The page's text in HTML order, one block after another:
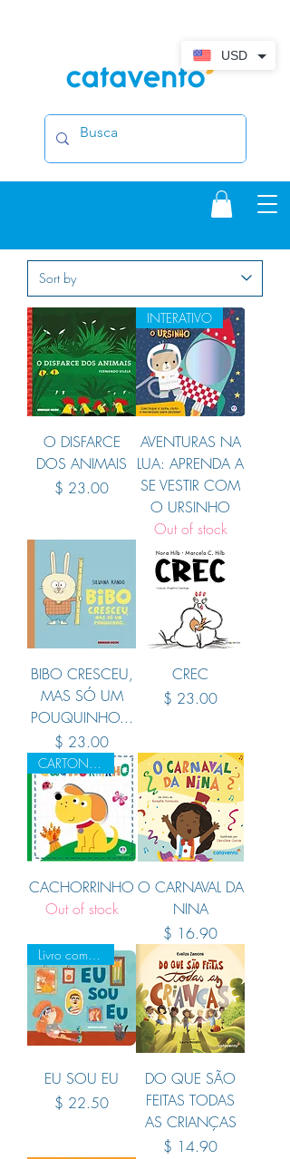
O DISFARCE
DOS ANIMAIS
Price
$ 23.00
INTERATIVO
AVENTURAS NA
LUA: APRENDA A
SE VESTIR COM
O URSINHO
Out of stock
BIBO CRESCEU,
MAS SÓ UM
POUQUINHO...
Price
$ 23.00
CREC
Price
$ 23.00
CARTONADO
CACHORRINHO
Out of stock
O CARNAVAL DA
NINA
Price
$ 16.90
Livro com Abas
EU SOU EU
Price
$ 22.50
DO QUE SÃO
FEITAS TODAS
AS CRIANÇAS
Price
$ 14.90
USD